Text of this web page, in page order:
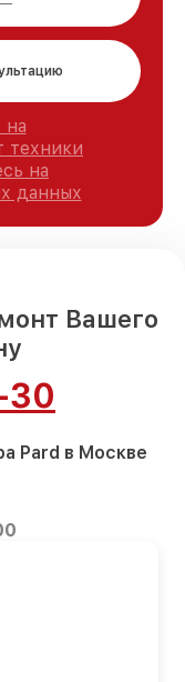
на
техники
на
данных
Вашего
30
Pard в Москве